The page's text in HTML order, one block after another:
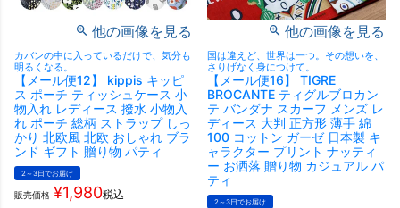
他の画像を見る
カバンの中に入っているだけで、気分も
明るくなる。
【メール便12】 kippis キッピ
ス ポーチ ティッシュケース 小
物入れ レディース 撥水 小物入
れ ポーチ 総柄 ストラップ しっ
かり 北欧風 北欧 おしゃれ ブラ
ンド ギフト 贈り物 パティ
2～3日でお届け
販売価格 ¥1,980税込
他の画像を見る
国は違えど、世界は一つ。その想いを、
さりげなく身につけて。
【メール便16】 TIGRE
BROCANTE ティグルブロカン
テ バンダナ スカーフ メンズ レ
ディース 大判 正方形 薄手 綿
100 コットン ガーゼ 日本製 キ
ャラクター プリント ナッティ
ー お洒落 贈り物 カジュアル パ
ティ
2～3日でお届け